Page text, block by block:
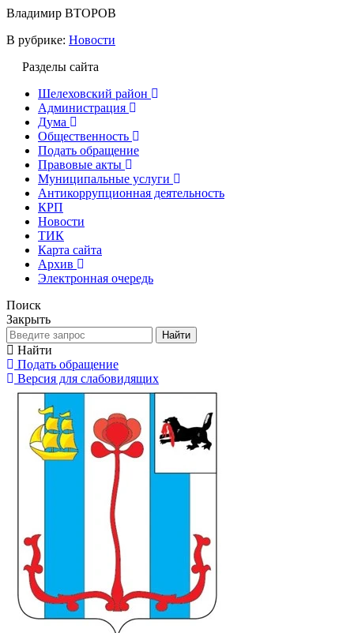
Владимир ВТОРОВ
В рубрике: Новости
Разделы сайта
Шелеховский район
Администрация
Дума
Общественность
Подать обращение
Правовые акты
Муниципальные услуги
Антикоррупционная деятельность
КРП
Новости
ТИК
Карта сайта
Архив
Электронная очередь
Поиск
Закрыть
Найти
Найти
Подать обращение
Версия для слабовидящих